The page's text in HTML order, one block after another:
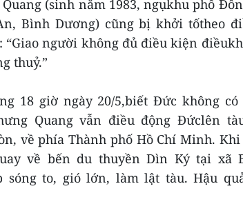
(sinh năm 1983, ngụkhu phố
Bình Dương) cũng bị khởi tốtheo
người không đủ điều kiện
thuỷ.”
18 giờ ngày 20/5,biết Đức không
Quang vẫn điều động Đứclên
về phía Thành phố Hồ Chí Minh.
về bến du thuyền Dìn Ký tại xã
sóng to, gió lớn, làm lật tàu. Hậu